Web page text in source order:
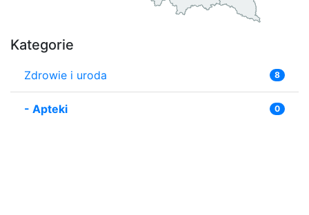
Kategorie
Zdrowie i uroda 8
- Apteki 0